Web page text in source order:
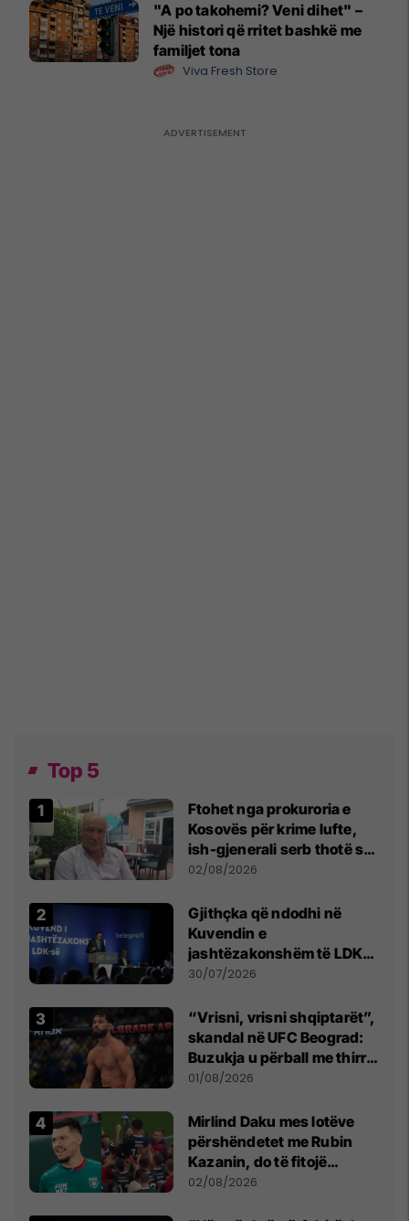
"A po takohemi? Veni dihet" –
Një histori që rritet bashkë me
familjet tona
Viva Fresh Store
Top 5
Ftohet nga prokuroria e
Kosovës për krime lufte,
ish-gjenerali serb thotë se
dikush e tradhtoi në
02/08/2026
Gjithçka që ndodhi në
Kuvendin e
jashtëzakonshëm të LDK-
së
30/07/2026
“Vrisni, vrisni shqiptarët”,
skandal në UFC Beograd:
Buzukja u përball me thirrje
anti-shqiptare nga
01/08/2026
Mirlind Daku mes lotëve
përshëndetet me Rubin
Kazanin, do të fitojë
miliona te Spartak Moska
02/08/2026